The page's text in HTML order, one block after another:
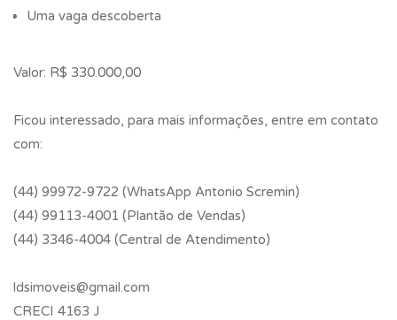
Uma vaga descoberta
Valor: R$ 330.000,00
Ficou interessado, para mais informações, entre em contato
com:
(44) 99972-9722 (WhatsApp Antonio Scremin)
(44) 99113-4001 (Plantão de Vendas)
(44) 3346-4004 (Central de Atendimento)
ldsimoveis@gmail.com
CRECI 4163 J